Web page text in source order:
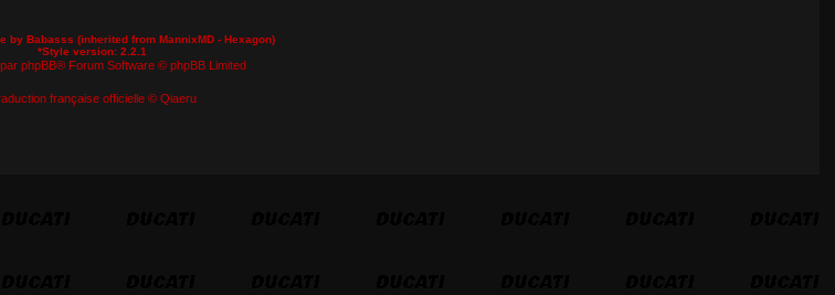
by Babasss (inherited from MannixMD- Hexagon)
*Style version: 2.2.1
phpBB® Forum Software © phpBB Limited
française officielle© Qiaeru